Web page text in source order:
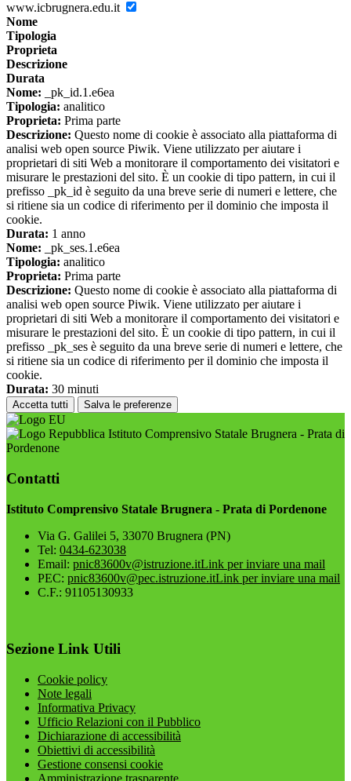
www.icbrugnera.edu.it
Nome
Tipologia
Proprieta
Descrizione
Durata
Nome: _pk_id.1.e6ea
Tipologia: analitico
Proprieta: Prima parte
Descrizione: Questo nome di cookie è associato alla piattaforma di
analisi web open source Piwik. Viene utilizzato per aiutare i
proprietari di siti Web a monitorare il comportamento dei visitatori e
misurare le prestazioni del sito. È un cookie di tipo pattern, in cui il
prefisso _pk_id è seguito da una breve serie di numeri e lettere, che
si ritiene sia un codice di riferimento per il dominio che imposta il
cookie.
Durata: 1 anno
Nome: _pk_ses.1.e6ea
Tipologia: analitico
Proprieta: Prima parte
Descrizione: Questo nome di cookie è associato alla piattaforma di
analisi web open source Piwik. Viene utilizzato per aiutare i
proprietari di siti Web a monitorare il comportamento dei visitatori e
misurare le prestazioni del sito. È un cookie di tipo pattern, in cui il
prefisso _pk_ses è seguito da una breve serie di numeri e lettere, che
si ritiene sia un codice di riferimento per il dominio che imposta il
cookie.
Durata: 30 minuti
Accetta tutti Salva le preferenze
Istituto Comprensivo Statale Brugnera - Prata di
Pordenone
Contatti
Istituto Comprensivo Statale Brugnera - Prata di Pordenone
Via G. Galilei 5, 33070 Brugnera (PN)
Tel: 0434-623038
Email: pnic83600v@istruzione.itLink per inviare una mail
PEC: pnic83600v@pec.istruzione.itLink per inviare una mail
C.F.: 91105130933
Sezione Link Utili
Cookie policy
Note legali
Informativa Privacy
Ufficio Relazioni con il Pubblico
Dichiarazione di accessibilità
Obiettivi di accessibilità
Gestione consensi cookie
Amministrazione trasparente